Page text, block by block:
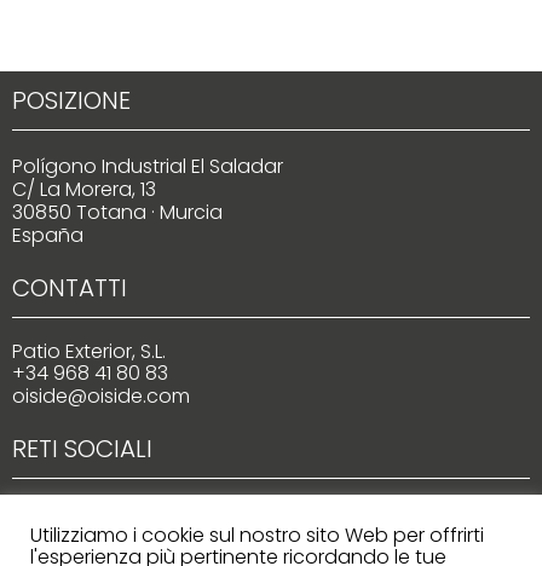
POSIZIONE
Polígono Industrial El Saladar
C/ La Morera, 13
30850 Totana · Murcia
España
CONTATTI
Patio Exterior, S.L.
+34 968 41 80 83
oiside@oiside.com
RETI SOCIALI
Utilizziamo i cookie sul nostro sito Web per offrirti
l'esperienza più pertinente ricordando le tue